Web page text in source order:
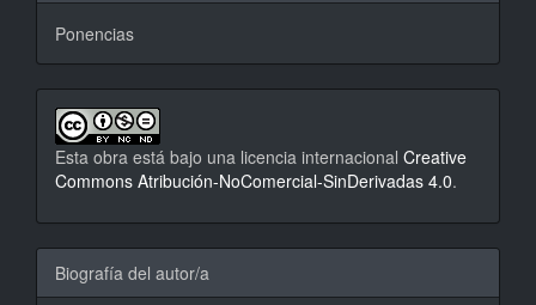
Ponencias
Esta obra está bajo una licencia internacional Creative
Commons Atribución-NoComercial-SinDerivadas 4.0.
Biografía del autor/a